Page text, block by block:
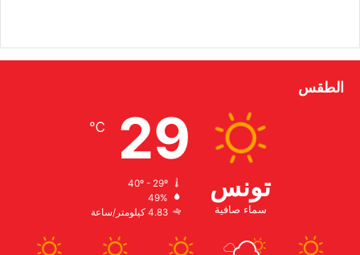
الطقس
تونس
سماء صافية
29
℃
49%
4.83 كيلومتر/ساعة